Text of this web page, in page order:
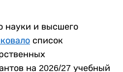
науки и высшего
список
на 2026/27 учебный